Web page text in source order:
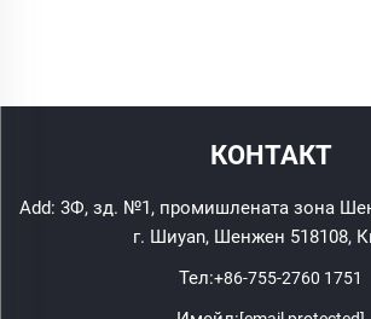
КОНТАКТ
Add: 3Ф, зд. №1, промишлената зона
г. Шиyan, Шенжен 518108,
Тел:+86-755-2760 1751